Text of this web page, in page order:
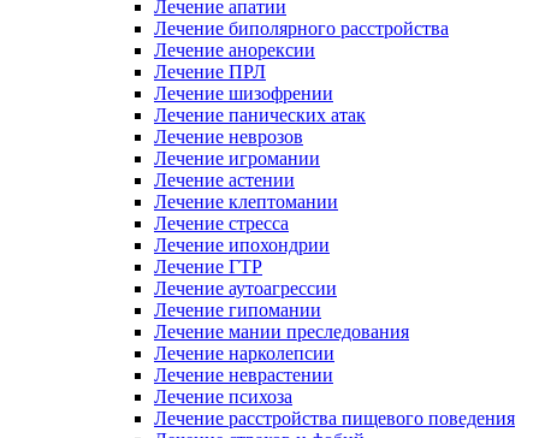
Лечение апатии
Лечение биполярного расстройства
Лечение анорексии
Лечение ПРЛ
Лечение шизофрении
Лечение панических атак
Лечение неврозов
Лечение игромании
Лечение астении
Лечение клептомании
Лечение стресса
Лечение ипохондрии
Лечение ГТР
Лечение аутоагрессии
Лечение гипомании
Лечение мании преследования
Лечение нарколепсии
Лечение неврастении
Лечение психоза
Лечение расстройства пищевого поведения